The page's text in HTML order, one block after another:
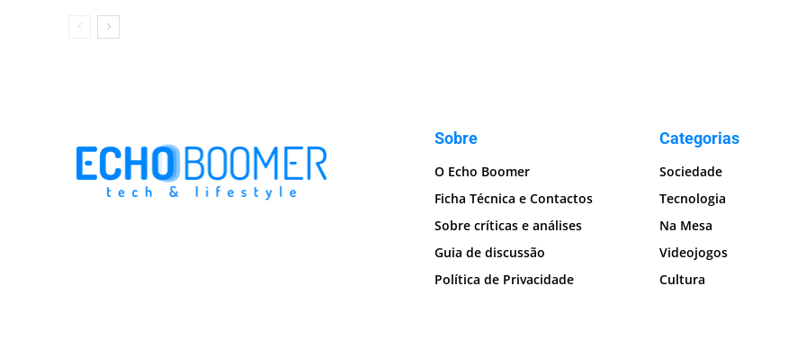
Sobre
O Echo Boomer
Ficha Técnica e Contactos
Sobre críticas e análises
Guia de discussão
Política de Privacidade
Categorias
Sociedade
Tecnologia
Na Mesa
Videojogos
Cultura